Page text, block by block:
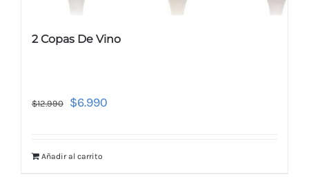
2 Copas De Vino
$12.990 $6.990
Añadir al carrito